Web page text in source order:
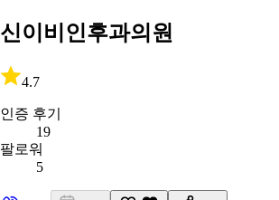
신이비인후과의원
4.7
인증 후기
19
팔로워
5